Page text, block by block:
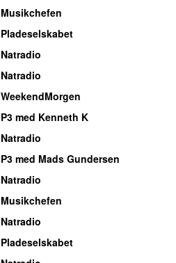
Musikchefen
Pladeselskabet
Natradio
Natradio
WeekendMorgen
P3 med Kenneth K
Natradio
P3 med Mads Gundersen
Natradio
Musikchefen
Natradio
Pladeselskabet